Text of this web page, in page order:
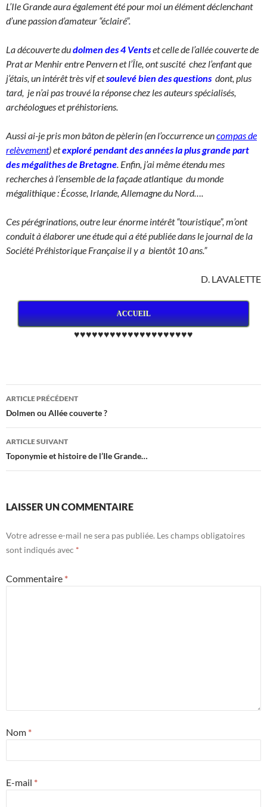
L’Ile Grande aura également été pour moi un élément déclenchant
d’une passion d’amateur “éclairé”.
La découverte dudolmen des 4 Ventset celle de l’allée couverte de
Prat ar Menhir entre Penvern et l’Île, ont suscité chez l’enfant que
j’étais, un intérêt très vif etsoulevé bien des questionsdont, plus
tard, je n’ai pas trouvé la réponse chez les auteurs spécialisés,
archéologues et préhistoriens.
Aussi ai-je pris mon bâton de pèlerin (en l’occurrence uncompas de
relèvement) etexploré pendant des années la plus grande part
des mégalithes de Bretagne. Enfin, j’ai même étendu mes
recherches à l’ensemble de la façade atlantique du monde
mégalithique : Écosse, Irlande, Allemagne du Nord….
Ces pérégrinations, outre leur énorme intérêt “touristique”, m’ont
conduit à élaborer une étude qui a été publiée dans le journal de la
Société Préhistorique Française il y a bientôt 10 ans.”
D. LAVALETTE
ACCUEIL
♥♥♥♥♥♥♥♥♥♥♥♥♥♥♥♥♥♥♥♥
Navigation
des
articles
ARTICLE PRÉCÉDENT
Dolmen ou Allée couverte ?
ARTICLE SUIVANT
Toponymie et histoire de l’Ile Grande…
LAISSER UN COMMENTAIRE
Votre adresse e-mail ne sera pas publiée. Les champs obligatoires
sont indiqués avec *
Commentaire *
Nom *
E-mail *